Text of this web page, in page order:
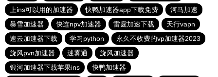
上ins可以用的加速器
快鸭加速器app下载免费
河马加速
暴雪加速器
快连npv加速器 雷霆加速下载
天行vapn
速云加速器下载
学习python
永久不收费的vp加速器2023
旋风pvn加速器
迷雾通
旋风加速器
银河加速器下载苹果ins
快鸭加速器